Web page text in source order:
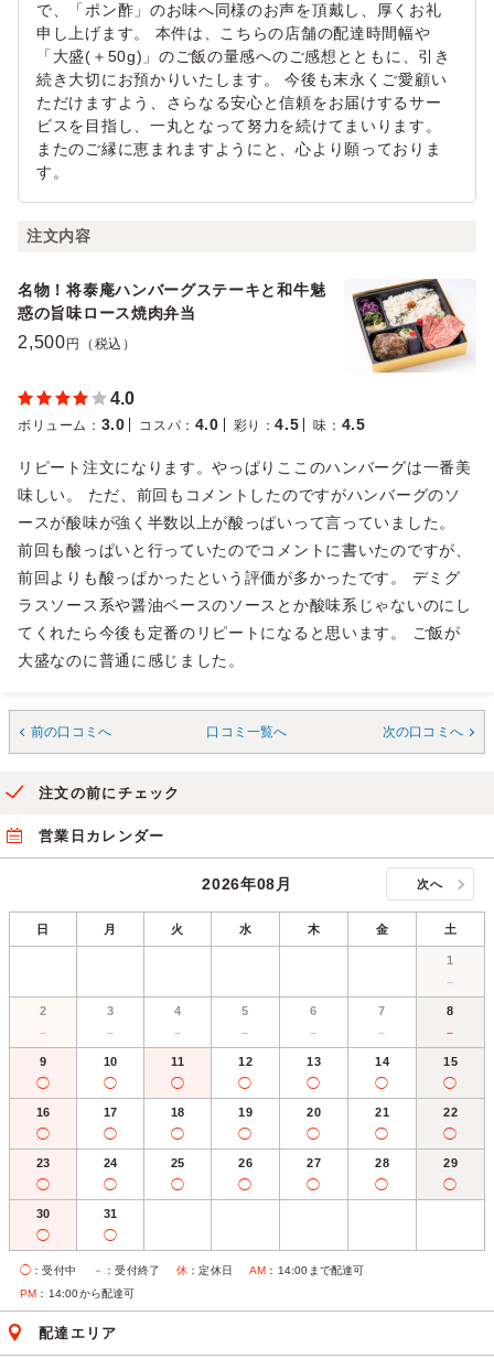
で、「ポン酢」のお味へ同様のお声を頂戴し、厚くお礼
申し上げます。 本件は、こちらの店舗の配達時間幅や
「大盛(＋50g)」のご飯の量感へのご感想とともに、引き
続き大切にお預かりいたします。 今後も末永くご愛顧い
ただけますよう、さらなる安心と信頼をお届けするサー
ビスを目指し、一丸となって努力を続けてまいります。
またのご縁に恵まれますようにと、心より願っておりま
す。
注文内容
名物！将泰庵ハンバーグステーキと和牛魅
惑の旨味ロース焼肉弁当
2,500 円（税込）
4.0
ボリューム ： 3.0 コスパ ： 4.0 彩り ：4.5 味 ： 4.5
リピート注文になります。やっぱりここのハンバーグは一番美
味しい。 ただ、前回もコメントしたのですがハンバーグのソ
ースが酸味が強く半数以上が酸っぱいって言っていました。
前回も酸っぱいと行っていたのでコメントに書いたのですが、
前回よりも酸っぱかったという評価が多かったです。 デミグ
ラスソース系や醤油ベースのソースとか酸味系じゃないのにし
てくれたら今後も定番のリピートになると思います。 ご飯が
大盛なのに普通に感じました。
前の口コミへ 口コミ一覧へ 次の口コミへ
注文の前にチェック
営業日カレンダー
2026年08月 次へ
日 月 火 水 木 金 土
1
－
2
－
3
－
4
－
5
－
6
－
7
－
8
－
9
◯
10
◯
11
◯
12
◯
13
◯
14
◯
15
◯
16
◯
17
◯
18
◯
19
◯
20
◯
21
◯
22
◯
23
◯
24
◯
25
◯
26
◯
27
◯
28
◯
29
◯
30
◯
31
◯
◯ ：受付中 － ：受付終了 休 ：定休日 AM ：14:00まで配達可
PM ：14:00から配達可
配達エリア